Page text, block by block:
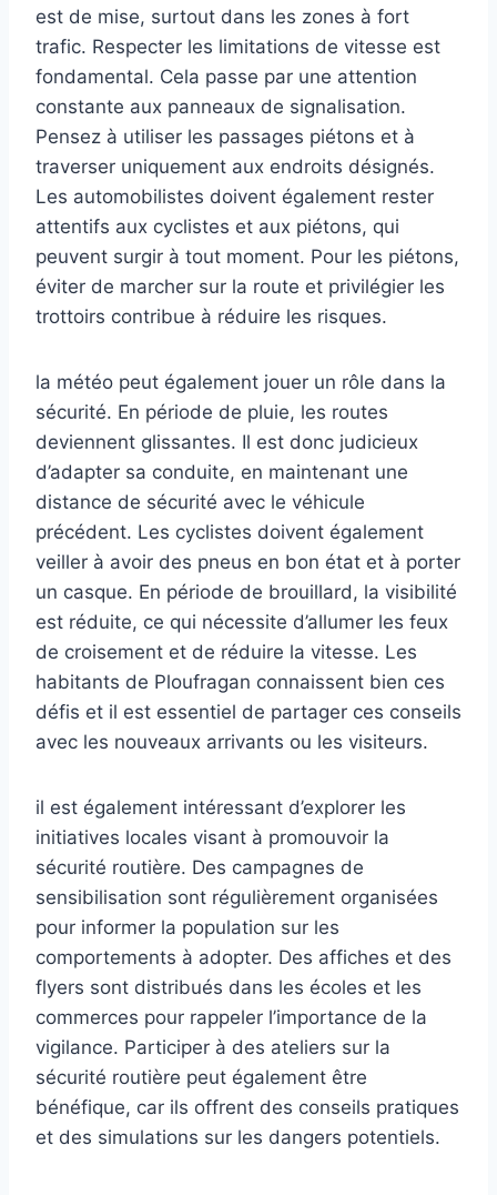
est de mise, surtout dans les zones à fort
trafic. Respecter les limitations de vitesse est
fondamental. Cela passe par une attention
constante aux panneaux de signalisation.
Pensez à utiliser les passages piétons et à
traverser uniquement aux endroits désignés.
Les automobilistes doivent également rester
attentifs aux cyclistes et aux piétons, qui
peuvent surgir à tout moment. Pour les piétons,
éviter de marcher sur la route et privilégier les
trottoirs contribue à réduire les risques.
la météo peut également jouer un rôle dans la
sécurité. En période de pluie, les routes
deviennent glissantes. Il est donc judicieux
d’adapter sa conduite, en maintenant une
distance de sécurité avec le véhicule
précédent. Les cyclistes doivent également
veiller à avoir des pneus en bon état et à porter
un casque. En période de brouillard, la visibilité
est réduite, ce qui nécessite d’allumer les feux
de croisement et de réduire la vitesse. Les
habitants de Ploufragan connaissent bien ces
défis et il est essentiel de partager ces conseils
avec les nouveaux arrivants ou les visiteurs.
il est également intéressant d’explorer les
initiatives locales visant à promouvoir la
sécurité routière. Des campagnes de
sensibilisation sont régulièrement organisées
pour informer la population sur les
comportements à adopter. Des affiches et des
flyers sont distribués dans les écoles et les
commerces pour rappeler l’importance de la
vigilance. Participer à des ateliers sur la
sécurité routière peut également être
bénéfique, car ils offrent des conseils pratiques
et des simulations sur les dangers potentiels.